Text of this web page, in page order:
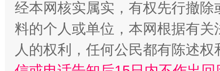
经本网核实属实，有权先行撤
料的个人或单位，本网根据有
人的权利，任何公民都有陈述